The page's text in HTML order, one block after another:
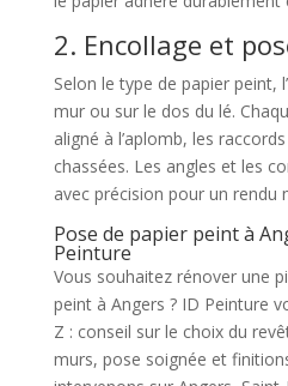
2. Encollage et
Selon le type de papier peint,
mur ou sur le dos du lé.
aligné à l’aplomb, les
chassées. Les angles et les
avec précision pour un rendu
Pose de papier peint à
Peinture
Vous souhaitez rénover une
peint à Angers ? ID Peinture
Z : conseil sur le choix du
murs, pose soignée et